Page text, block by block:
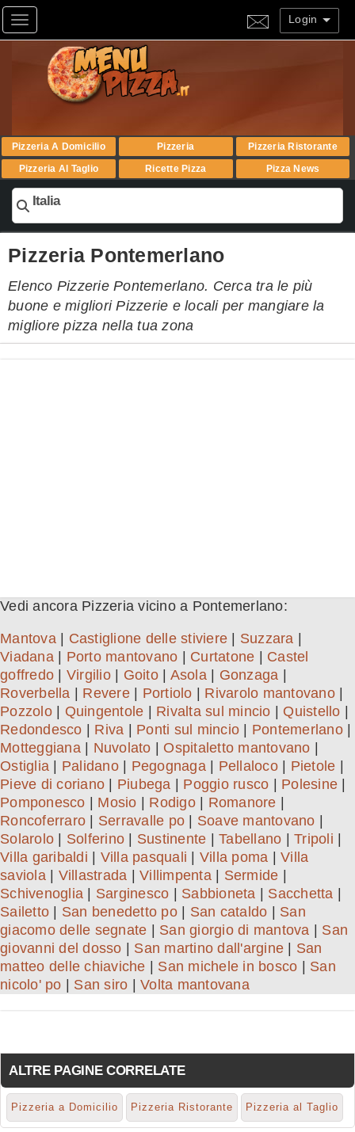
Toggle navigation Login
Pizzeria A Domicilio Pizzeria
Pizzeria Ristorante
Pizzeria Al Taglio
Ricette Pizza Pizza News
Italia
Pizzeria Pontemerlano
Elenco Pizzerie Pontemerlano. Cerca tra le più
buone e migliori Pizzerie e locali per mangiare la
migliore pizza nella tua zona
Vedi ancora Pizzeria vicino a Pontemerlano:
Mantova| Castiglione delle stiviere Suzzara
Viadana| Porto mantovano Curtatone
Castel
goffredo
Virgilio| Goito| Asola| Gonzaga
Roverbella
Revere| Portiolo Rivarolo mantovano|
Pozzolo| Quingentole Rivalta sul mincio Quistello
Redondesco
Riva Ponti sul mincio Pontemerlano|
Motteggiana| Nuvolato Ospitaletto mantovano
Ostiglia
Palidano| Pegognaga| Pellaloco| Pietole
Pieve di coriano
Piubega Poggio rusco Polesine
Pomponesco
Mosio Rodigo| Romanore
Roncoferraro
Serravalle po Soave mantovano
Solarolo
Solferino Sustinente Tabellano Tripoli
Villa garibaldi
Villa pasquali Villa poma
Villa
saviola| Villastrada Villimpenta| Sermide
Schivenoglia
Sarginesco Sabbioneta Sacchetta
Sailetto
San benedetto po| San cataldo
San
giacomo delle segnate
San giorgio di mantova
San
giovanni del dosso
San martino dall'argine
San
matteo delle chiaviche
San michele in bosco
San
nicolo' po
San siro Volta mantovana
ALTRE PAGINE CORRELATE
Pizzeria a Domicilio Pizzeria Ristorante Pizzeria al Taglio